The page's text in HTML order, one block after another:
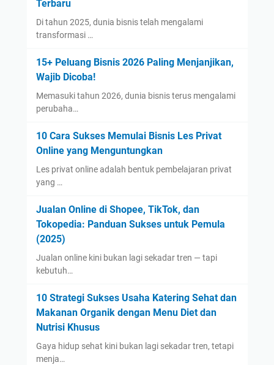
Terbaru
Di tahun 2025, dunia bisnis telah mengalami
transformasi …
15+ Peluang Bisnis 2026 Paling Menjanjikan,
Wajib Dicoba!
Memasuki tahun 2026, dunia bisnis terus mengalami
perubaha…
10 Cara Sukses Memulai Bisnis Les Privat
Online yang Menguntungkan
Les privat online adalah bentuk pembelajaran privat
yang …
Jualan Online di Shopee, TikTok, dan
Tokopedia: Panduan Sukses untuk Pemula
(2025)
Jualan online kini bukan lagi sekadar tren — tapi
kebutuh…
10 Strategi Sukses Usaha Katering Sehat dan
Makanan Organik dengan Menu Diet dan
Nutrisi Khusus
Gaya hidup sehat kini bukan lagi sekadar tren, tetapi
menja…